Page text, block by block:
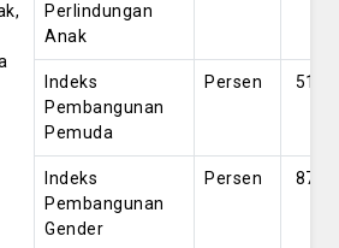
Perlindungan
Anak
Indeks
Pembangunan
Pemuda
Persen
Indeks
Pembangunan
Gender
Persen